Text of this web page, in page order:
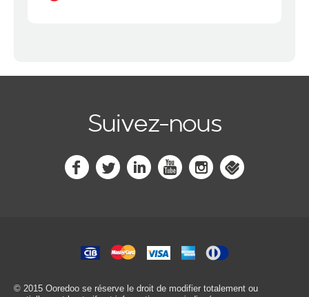
Suivez-nous
© 2015 Ooredoo se réserve le droit de modifier totalement ou